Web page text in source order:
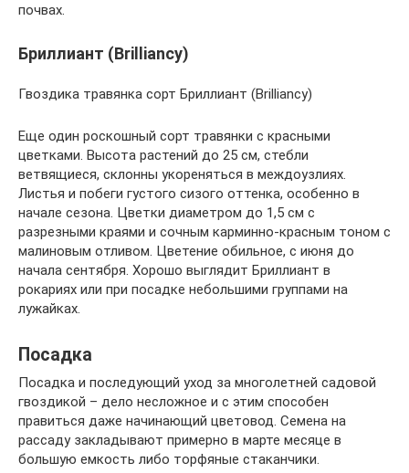
почвах.
Бриллиант (Brilliancy)
Гвоздика травянка сорт Бриллиант (Brilliancy)
Еще один роскошный сорт травянки с красными
цветками. Высота растений до 25 см, стебли
ветвящиеся, склонны укореняться в междоузлиях.
Листья и побеги густого сизого оттенка, особенно в
начале сезона. Цветки диаметром до 1,5 см с
разрезными краями и сочным карминно-красным тоном с
малиновым отливом. Цветение обильное, с июня до
начала сентября. Хорошо выглядит Бриллиант в
рокариях или при посадке небольшими группами на
лужайках.
Посадка
Посадка и последующий уход за многолетней садовой
гвоздикой – дело несложное и с этим способен
правиться даже начинающий цветовод. Семена на
рассаду закладывают примерно в марте месяце в
большую емкость либо торфяные стаканчики.